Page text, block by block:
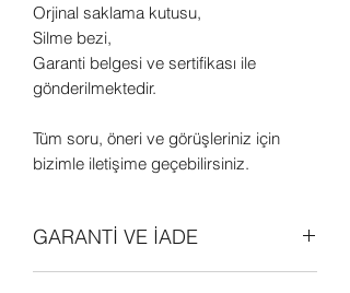
Orjinal saklama kutusu,
Silme bezi,
Garanti belgesi ve sertifikası ile
gönderilmektedir.
Tüm soru, öneri ve görüşleriniz için
bizimle iletişime geçebilirsiniz.
GARANTİ VE İADE